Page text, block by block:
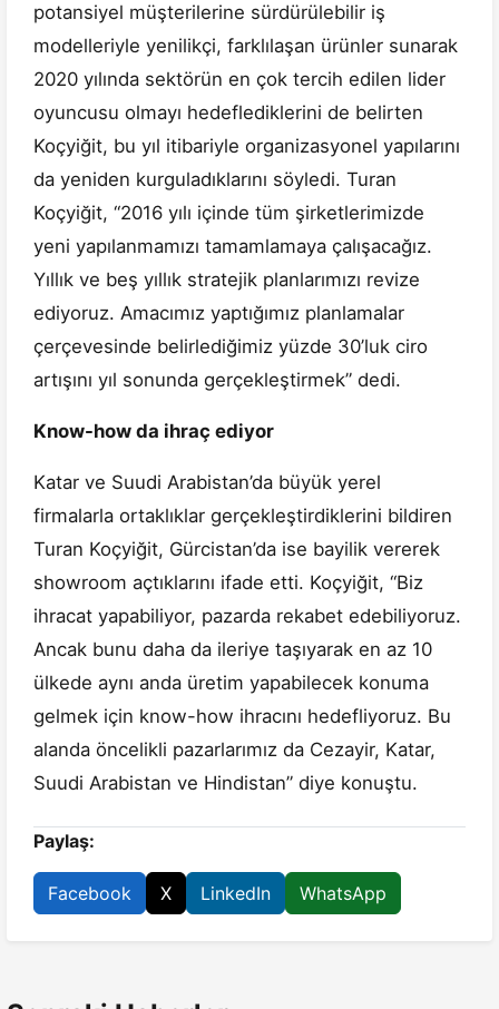
potansiyel müşterilerine sürdürülebilir iş
modelleriyle yenilikçi, farklılaşan ürünler sunarak
2020 yılında sektörün en çok tercih edilen lider
oyuncusu olmayı hedeflediklerini de belirten
Koçyiğit, bu yıl itibariyle organizasyonel yapılarını
da yeniden kurguladıklarını söyledi. Turan
Koçyiğit, “2016 yılı içinde tüm şirketlerimizde
yeni yapılanmamızı tamamlamaya çalışacağız.
Yıllık ve beş yıllık stratejik planlarımızı revize
ediyoruz. Amacımız yaptığımız planlamalar
çerçevesinde belirlediğimiz yüzde 30’luk ciro
artışını yıl sonunda gerçekleştirmek” dedi.
Know-how da ihraç ediyor
Katar ve Suudi Arabistan’da büyük yerel
firmalarla ortaklıklar gerçekleştirdiklerini bildiren
Turan Koçyiğit, Gürcistan’da ise bayilik vererek
showroom açtıklarını ifade etti. Koçyiğit, “Biz
ihracat yapabiliyor, pazarda rekabet edebiliyoruz.
Ancak bunu daha da ileriye taşıyarak en az 10
ülkede aynı anda üretim yapabilecek konuma
gelmek için know-how ihracını hedefliyoruz. Bu
alanda öncelikli pazarlarımız da Cezayir, Katar,
Suudi Arabistan ve Hindistan” diye konuştu.
Paylaş:
Facebook X LinkedIn WhatsApp